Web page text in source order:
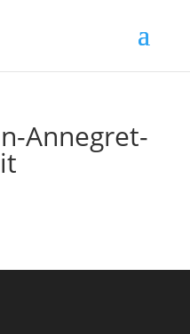
Annegret-